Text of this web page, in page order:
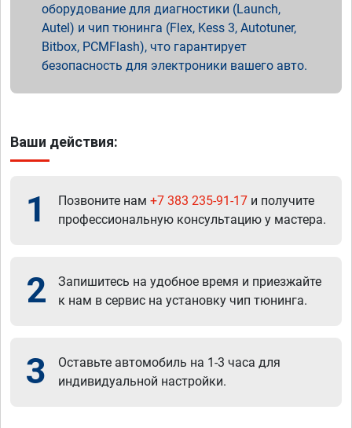
оборудование для диагностики (Launch,
Autel) и чип тюнинга (Flex, Kess 3, Autotuner,
Bitbox, PCMFlash), что гарантирует
безопасность для электроники вашего авто.
Ваши действия:
1 Позвоните нам +7 383 235-91-17 и получите
профессиональную консультацию у мастера.
2
Запишитесь на удобное время и приезжайте
к нам в сервис на установку чип тюнинга.
3
Оставьте автомобиль на 1-3 часа для
индивидуальной настройки.